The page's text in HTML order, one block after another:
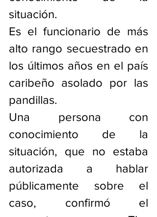
situación.
Es el funcionario de más
alto rango secuestrado en
los últimos años en el país
caribeño asolado por las
pandillas.
Una persona con
conocimiento de la
situación, que no estaba
autorizada a hablar
públicamente sobre el
caso, confirmó el